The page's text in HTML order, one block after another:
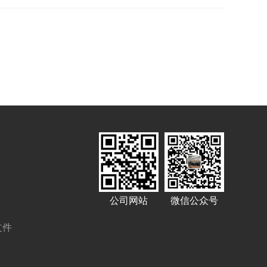
件
微信公众号
公司网站